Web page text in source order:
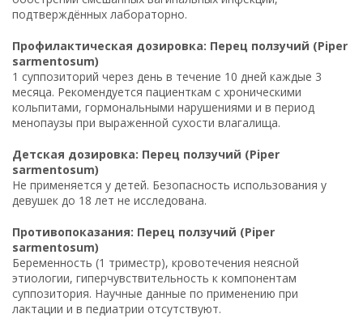
подтверждённых лабораторно.
Профилактическая дозировка: Перец ползучий (Piper
sarmentosum)
1 суппозиторий через день в течение 10 дней каждые 3
месяца. Рекомендуется пациенткам с хроническими
кольпитами, гормональными нарушениями и в период
менопаузы при выраженной сухости влагалища.
Детская дозировка: Перец ползучий (Piper
sarmentosum)
Не применяется у детей. Безопасность использования у
девушек до 18 лет не исследована.
Противопоказания: Перец ползучий (Piper
sarmentosum)
Беременность (1 триместр), кровотечения неясной
этиологии, гиперчувствительность к компонентам
суппозитория. Научные данные по применению при
лактации и в педиатрии отсутствуют.